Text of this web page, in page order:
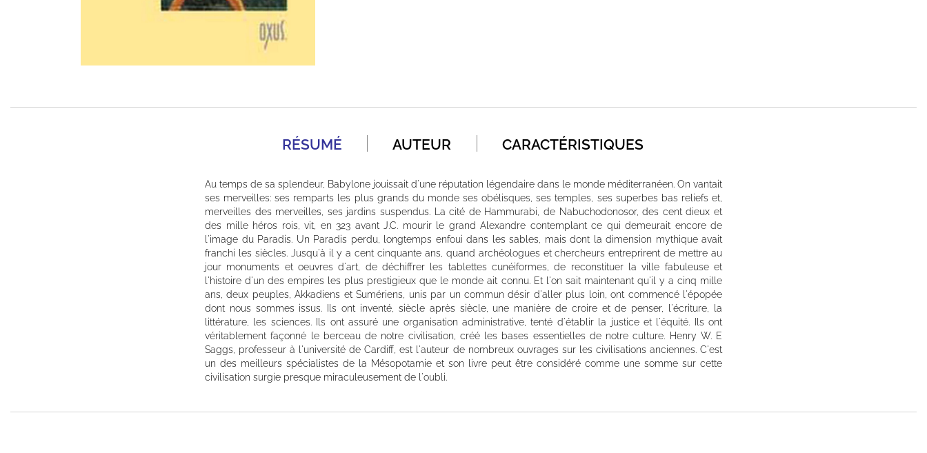
RÉSUMÉ AUTEUR CARACTÉRISTIQUES
Au temps de sa splendeur, Babylone jouissait d'une réputation légendaire dans le monde méditerranéen. On vantait
ses merveilles: ses remparts les plus grands du monde ses obélisques, ses temples, ses superbes bas reliefs et,
merveilles des merveilles, ses jardins suspendus. La cité de Hammurabi, de Nabuchodonosor, des cent dieux et
des mille héros rois, vit, en 323 avant J.C. mourir le grand Alexandre contemplant ce qui demeurait encore de
l'image du Paradis. Un Paradis perdu, longtemps enfoui dans les sables, mais dont la dimension mythique avait
franchi les siècles. Jusqu'à il y a cent cinquante ans, quand archéologues et chercheurs entreprirent de mettre au
jour monuments et oeuvres d'art, de déchiffrer les tablettes cunéiformes, de reconstituer la ville fabuleuse et
l'histoire d'un des empires les plus prestigieux que le monde ait connu. Et l'on sait maintenant qu'il y a cinq mille
ans, deux peuples, Akkadiens et Sumériens, unis par un commun désir d'aller plus loin, ont commencé l'épopée
dont nous sommes issus. Ils ont inventé, siècle après siècle, une manière de croire et de penser, l'écriture, la
littérature, les sciences. Ils ont assuré une organisation administrative, tenté d'établir la justice et l'équité. Ils ont
véritablement façonné le berceau de notre civilisation, créé les bases essentielles de notre culture. Henry W. E
Saggs, professeur à l'université de Cardiff, est l'auteur de nombreux ouvrages sur les civilisations anciennes. C'est
un des meilleurs spécialistes de la Mésopotamie et son livre peut être considéré comme une somme sur cette
civilisation surgie presque miraculeusement de l'oubli.